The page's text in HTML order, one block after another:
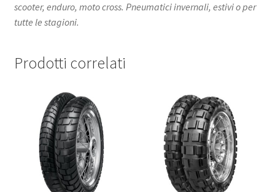
scooter, enduro, moto cross. Pneumatici invernali, estivi o per
tutte le stagioni.
Prodotti correlati